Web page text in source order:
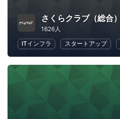
さくらクラブ（総合）
1626人
ITインフラ
スタートアップ